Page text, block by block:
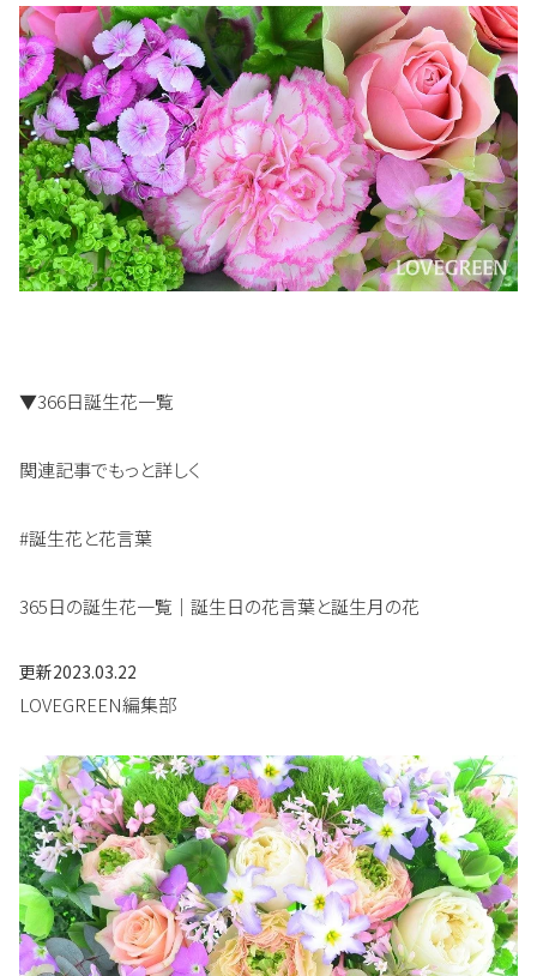
▼366日誕生花一覧
関連記事でもっと詳しく
#誕生花と花言葉
365日の誕生花一覧｜誕生日の花言葉と誕生月の花
更新2023.03.22
LOVEGREEN編集部